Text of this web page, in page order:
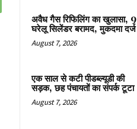
अवैध गैस रिफिलिंग का खुलासा, 9
घरेलू सिलेंडर बरामद, मुकदमा दर्ज
August 7, 2026
एक साल से कटी पीडब्ल्यूडी की
सड़क, छह पंचायतों का संपर्क टूटा
August 7, 2026